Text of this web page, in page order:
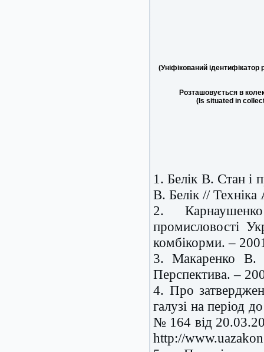
(Уніфікований ідентифікатор
Розташовується в
(Is situated in
1. Белік В. Стан і
В. Белік //
2.
промисловості
комбікорми. –
3. Макаренко В.
Перспектива. –
4. Про
галузі на період
№ 164 від
http://